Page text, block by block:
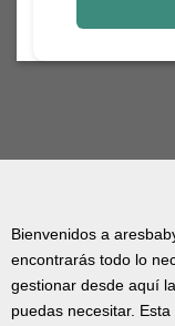
Bienvenidos a
encontrarás todo lo
gestionar desde aquí
puedas necesitar.